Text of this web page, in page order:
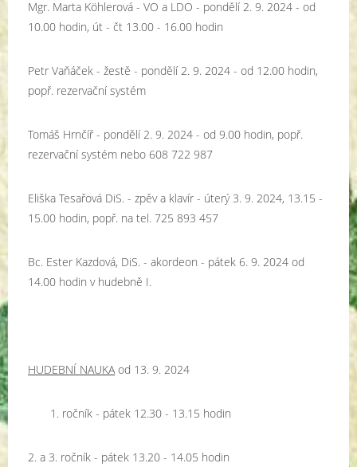
Mgr. Marta Köhlerová - VO a LDO - pondělí 2. 9. 2024 - od
10.00 hodin, út - čt 13.00 - 16.00 hodin
Petr Vaňáček - žestě - pondělí 2. 9. 2024 - od 12.00 hodin,
popř. rezervační systém
Tomáš Hrnčíř - pondělí 2. 9. 2024 - od 9.00 hodin, popř.
rezervační systém nebo 608 722 987
Eliška Tesařová DiS. - zpěv a klavír - úterý 3. 9. 2024, 13.15 -
15.00 hodin, popř. na tel. 725 893 457
Bc. Ester Kazdová, DiS. - akordeon - pátek 6. 9. 2024 od
14.00 hodin v hudebně I.
HUDEBNÍ NAUKAod 13. 9. 2024
1. ročník - pátek 12.30 - 13.15 hodin
2. a 3. ročník - pátek 13.20 - 14.05 hodin